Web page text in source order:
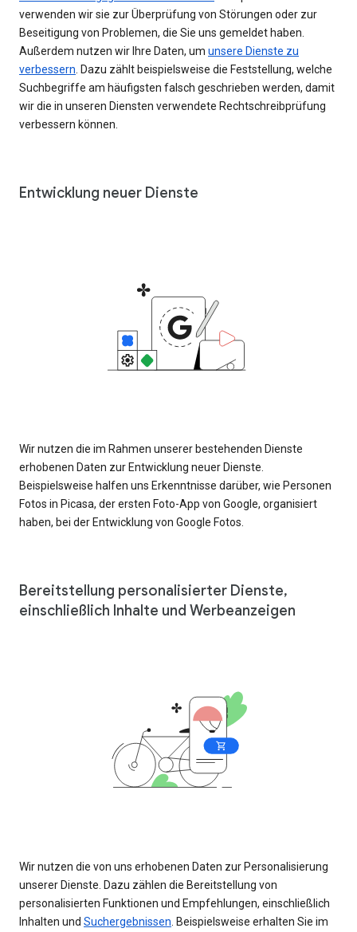
verwenden wir sie zur Überprüfung von Störungen oder zur
Beseitigung von Problemen, die Sie uns gemeldet haben.
Außerdem nutzen wir Ihre Daten, um unsere Dienste zu
verbessern . Dazu zählt beispielsweise die Feststellung, welche
Suchbegriffe am häufigsten falsch geschrieben werden, damit
wir die in unseren Diensten verwendete Rechtschreibprüfung
verbessern können.
Entwicklung neuer Dienste
Wir nutzen die im Rahmen unserer bestehenden Dienste
erhobenen Daten zur Entwicklung neuer Dienste.
Beispielsweise halfen uns Erkenntnisse darüber, wie Personen
Fotos in Picasa, der ersten Foto-App von Google, organisiert
haben, bei der Entwicklung von Google Fotos.
Bereitstellung personalisierter Dienste,
einschließlich Inhalte und Werbeanzeigen
Wir nutzen die von uns erhobenen Daten zur Personalisierung
unserer Dienste. Dazu zählen die Bereitstellung von
personalisierten Funktionen und Empfehlungen, einschließlich
Inhalten und Suchergebnissen . Beispielsweise erhalten Sie im